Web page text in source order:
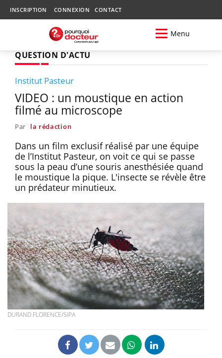
INSCRIPTION CONNEXION CONTACT
Menu
QUESTION D'ACTU
Institut Pasteur
VIDEO : un moustique en action
filmé au microscope
Par la rédaction
Dans un film exclusif réalisé par une équipe
de l’Institut Pasteur, on voit ce qui se passe
sous la peau d’une souris anesthésiée quand
le moustique la pique. L'insecte se révèle être
un prédateur minutieux.
DURAND FLORENCE/SIPA